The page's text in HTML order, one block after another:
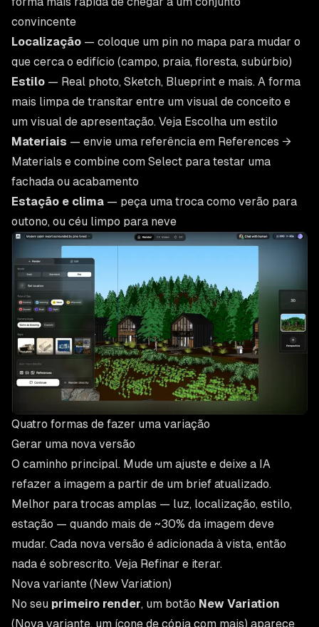
convincente
Localização — coloque um pin no mapa para mudar o
que cerca o edifício (campo, praia, floresta, subúrbio)
Estilo — Real photo, Sketch, Blueprint e mais. A forma
mais limpa de transitar entre um visual de conceito e
um visual de apresentação. Veja Escolha um estilo
Materiais — envie uma referência em References →
Materials e combine com Select para testar uma
fachada ou acabamento
Estação e clima — peça uma troca como verão para
outono, ou céu limpo para neve
Quatro formas de fazer uma variação
Gerar uma nova versão
O caminho principal. Mude um ajuste e deixe a IA
refazer a imagem a partir de um brief atualizado.
Melhor para trocas amplas — luz, localização, estilo,
estação — quando mais de ~30% da imagem deve
mudar. Cada nova versão é adicionada à vista, então
nada é sobrescrito. Veja Refinar e iterar.
Nova variante (New Variation)
No seu primeiro render, um botão New Variation
(Nova variante, um ícone de cópia com mais) aparece